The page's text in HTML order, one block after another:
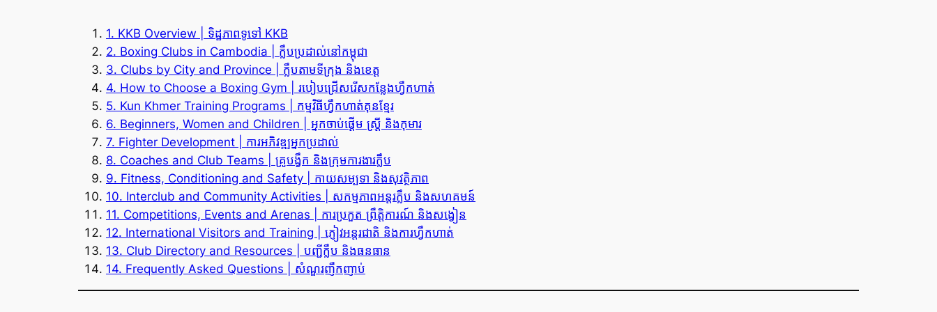
1. KKB Overview | ទិដ្ឋភាពទូទៅ KKB
2. Boxing Clubs in Cambodia | ក្លឹបប្រដាល់នៅកម្ពុជា
3. Clubs by City and Province | ក្លឹបតាមទីក្រុង និងខេត្ត
4. How to Choose a Boxing Gym | របៀបជ្រើសរើសកន្លែងហ្វឹកហាត់
5. Kun Khmer Training Programs | កម្មវិធីហ្វឹកហាត់គុនខ្មែរ
6. Beginners, Women and Children | អ្នកចាប់ផ្តើម ស្ត្រី និងកុមារ
7. Fighter Development | ការអភិវឌ្ឍអ្នកប្រដាល់
8. Coaches and Club Teams | គ្រូបង្វឹក និងក្រុមការងារក្លឹប
9. Fitness, Conditioning and Safety | កាយសម្បទា និងសុវត្ថិភាព
10. Interclub and Community Activities | សកម្មភាពអន្តរក្លឹប និងសហគមន៍
11. Competitions, Events and Arenas | ការប្រកួត ព្រឹត្តិការណ៍ និងសង្វៀន
12. International Visitors and Training | ភ្ញៀវអន្តរជាតិ និងការហ្វឹកហាត់
13. Club Directory and Resources | បញ្ជីក្លឹប និងធនធាន
14. Frequently Asked Questions | សំណួរញឹកញាប់